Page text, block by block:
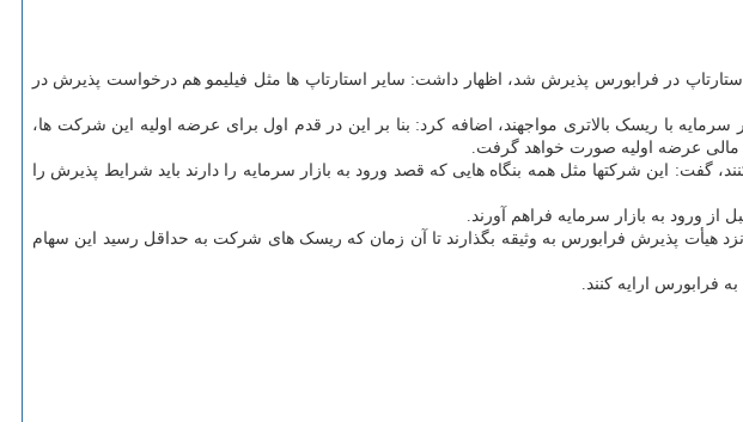
در فرابورس پذیرش شد، اظهار داشت: سایر استارتاپ ها مثل فیلیمو هم درخواست پذیرش در
با ریسک بالاتری مواجهند، اضافه کرد: بنا بر این در قدم اول برای عرضه اولیه این شرکت ها،
مالی عرضه اولیه صورت خواهد گرفت.
گفت: این شرکتها مثل همه بنگاه هایی که قصد ورود به بازار سرمایه را دارند باید شرایط پذیرش را
سهام خودرا نزد هیأت پذیرش فرابورس به وثیقه بگذارند تا آن زمان که ریسک های شرکت به حداقل رسید این سهام
فرابورس ارایه کنند.